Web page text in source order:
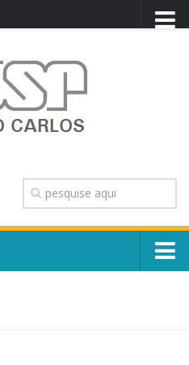
TRANSPARÊNCIA
OUVIDORIA
CONTATO